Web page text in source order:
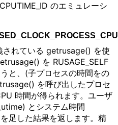
のエミュレーシ
されている getrusage() を使
を RUSAGE_SELF
と、(子プロセスの時間をの
を呼び出したプロセ
時間が得られます。ユーザ
とシステム時間
足した結果を返します。精